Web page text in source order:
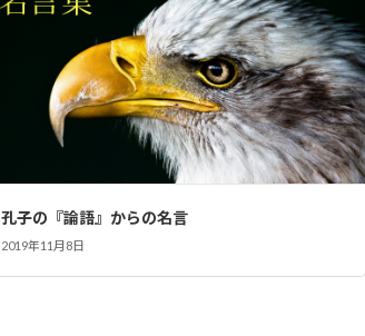
孔子の『論語』からの名言
2019年11月8日